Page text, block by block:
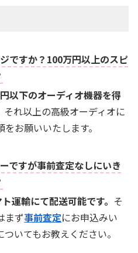
ですか？100万円以上のスピ
以下のオーディオ機器を得
それ以上の高級オーディオに
お願いいたします。
ですが事前査定なしにいき
運輸にて配送可能です。 そ
まず事前査定にお申込みい
いてもお教えください。